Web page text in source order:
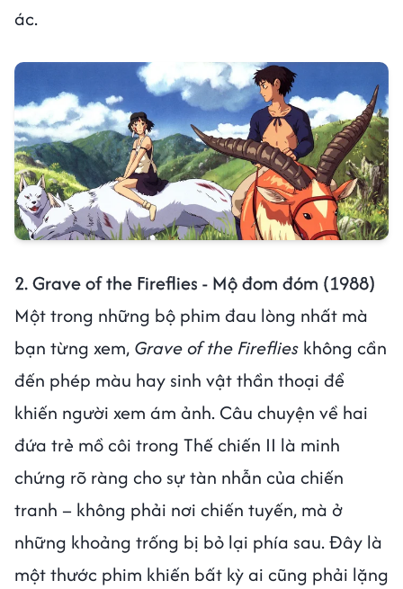
ác.
2. Grave of the Fireflies - Mộ đom đóm (1988)
Một trong những bộ phim đau lòng nhất mà
bạn từng xem, Grave of the Fireflies không cần
đến phép màu hay sinh vật thần thoại để
khiến người xem ám ảnh. Câu chuyện về hai
đứa trẻ mồ côi trong Thế chiến II là minh
chứng rõ ràng cho sự tàn nhẫn của chiến
tranh – không phải nơi chiến tuyến, mà ở
những khoảng trống bị bỏ lại phía sau. Đây là
một thước phim khiến bất kỳ ai cũng phải lặng